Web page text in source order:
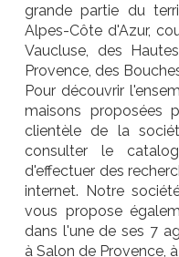
grande partie du
Alpes-Côte d'Azur,
Vaucluse, des
Provence, des
Pour découvrir
maisons proposées
clientèle de la
consulter le
d'effectuer des
internet. Notre
vous propose
dans l'une de ses 7
à Salon de Provence,